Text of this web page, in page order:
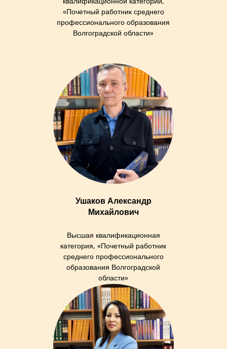
«Почетный работник среднего
профессионального образования
Волгоградской области»
Ушаков Александр
Михайлович
Высшая квалификационная
категория, «Почетный работник
среднего профессионального
образования Волгоградской
области»